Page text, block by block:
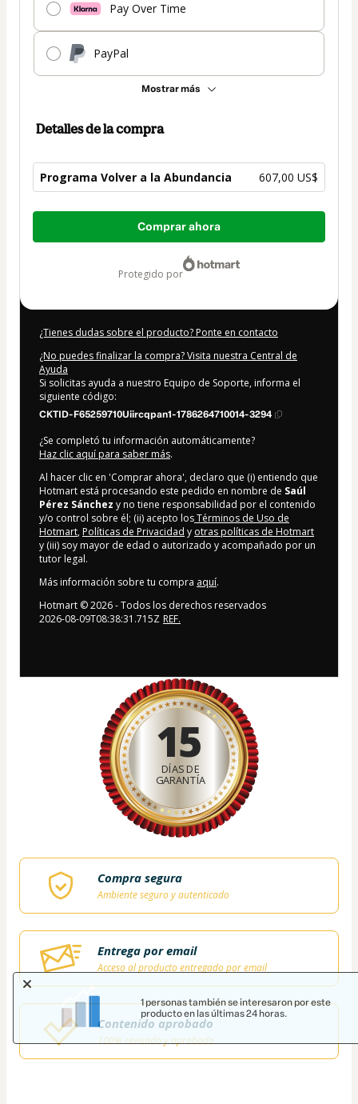
Pay Over Time
PayPal
Mostrar más
Detalles de la compra
Programa Volver a la Abundancia 607,00 US$
Total
607,00 US$
Comprar ahora
protegido por
¿Tienes dudas sobre el producto? Ponte en contacto
¿No puedes finalizar la compra? Visita nuestra Central de
Ayuda
Si solicitas ayuda a nuestro Equipo de Soporte, informa el
siguiente código:
CKTID-F65259710Uiircqpan1-1786264710014-3294
¿Se completó tu información automáticamente?
Haz clic aquí para saber más.
Al hacer clic en 'Comprar ahora', declaro que (i) entiendo que
Hotmart está procesando este pedido en nombre de Saúl
Pérez Sánchez y no tiene responsabilidad por el contenido
y/o control sobre él; (ii) acepto losTérminos de Uso de
Hotmart, Políticas de Privacidad y otras políticas de Hotmart
y (iii) soy mayor de edad o autorizado y acompañado por un
tutor legal.
Más información sobre tu compra aquí.
Hotmart ©2026- Todos los derechos reservados
2026-08-09T08:38:31.715Z REF.
15
DÍAS DE
GARANTÍA
Compra segura
Ambiente seguro y autenticado
Entrega por email
Acceso al producto entregado por email
Contenido aprobado
100% revisado y aprobado
1 personas también se interesaron por este
producto en las últimas 24 horas.